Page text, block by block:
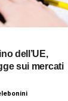
dell’UE,
sui mercati